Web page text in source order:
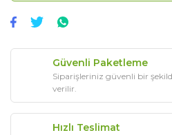
Güvenli Paketleme
Siparişleriniz güvenli bir
verilir.
Hızlı Teslimat